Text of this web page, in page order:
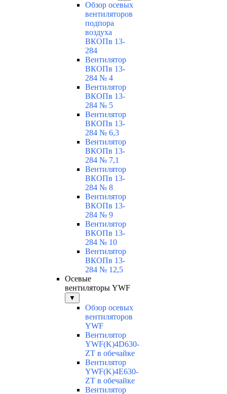
Обзор осевых
вентиляторов
подпора
воздуха
ВКОПв 13-
284
Вентилятор
ВКОПв 13-
284 № 4
Вентилятор
ВКОПв 13-
284 № 5
Вентилятор
ВКОПв 13-
284 № 6,3
Вентилятор
ВКОПв 13-
284 № 7,1
Вентилятор
ВКОПв 13-
284 № 8
Вентилятор
ВКОПв 13-
284 № 9
Вентилятор
ВКОПв 13-
284 № 10
Вентилятор
ВКОПв 13-
284 № 12,5
Осевые
вентиляторы YWF
▼
Обзор осевых
вентиляторов
YWF
Вентилятор
YWF(K)4D630-
ZT в обечайке
Вентилятор
YWF(K)4E630-
ZT в обечайке
Вентилятор